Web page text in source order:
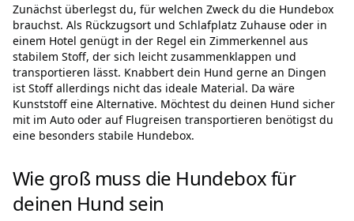
Zunächst überlegst du, für welchen Zweck du die Hundebox
brauchst. Als Rückzugsort und Schlafplatz Zuhause oder in
einem Hotel genügt in der Regel ein Zimmerkennel aus
stabilem Stoff, der sich leicht zusammenklappen und
transportieren lässt. Knabbert dein Hund gerne an Dingen
ist Stoff allerdings nicht das ideale Material. Da wäre
Kunststoff eine Alternative. Möchtest du deinen Hund sicher
mit im Auto oder auf Flugreisen transportieren benötigst du
eine besonders stabile Hundebox.
Wie groß muss die Hundebox für
deinen Hund sein